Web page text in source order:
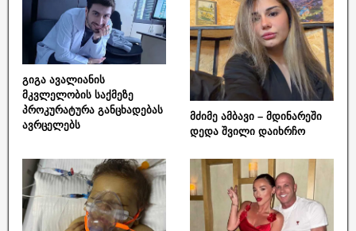
გიგა ავალიანის
მკვლელობის საქმეზე
პროკურატურა განცხადებას
ავრცელებს
მძიმე ამბავი – მდინარეში
დედა შვილი დაიხრჩო